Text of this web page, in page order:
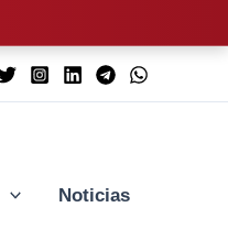
Noticias